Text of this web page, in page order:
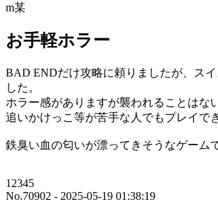
m某
お手軽ホラー
BAD ENDだけ攻略に頼りましたが、ス
した。
ホラー感がありますが襲われることはな
追いかけっこ等が苦手な人でもプレイで
鉄臭い血の匂いが漂ってきそうなゲーム
12345
No.70902 - 2025-05-19 01:38:19